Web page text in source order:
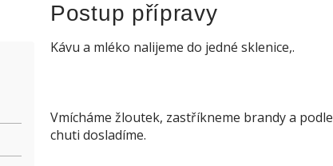
Postup přípravy
Kávu a mléko nalijeme do jedné sklenice,.
Vmícháme žloutek, zastříkneme brandy a podle
chuti dosladíme.